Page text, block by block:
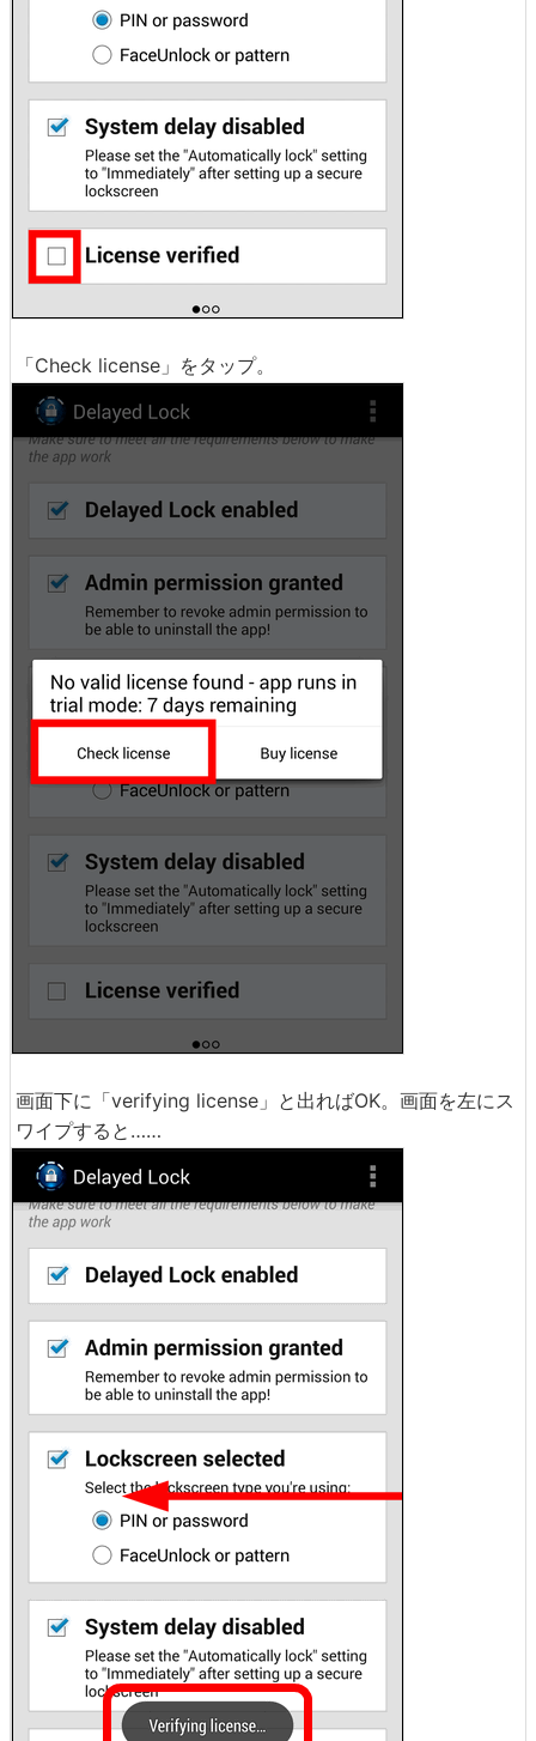
「Check license」をタップ。
画面下に「verifying license」と出ればOK。画面を左にス
ワイプすると……